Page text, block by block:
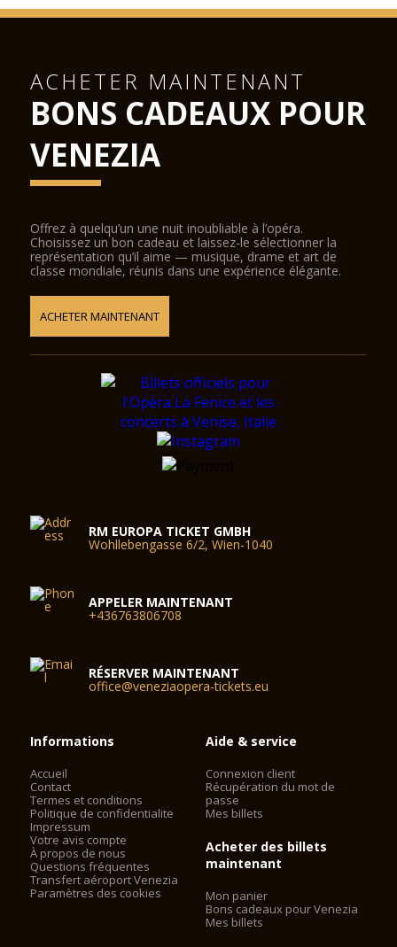
ACHETER MAINTENANT
BONS CADEAUX POUR
VENEZIA
Offrez à quelqu’un une nuit inoubliable à l’opéra.
Choisissez un bon cadeau et laissez-le sélectionner la
représentation qu’il aime — musique, drame et art de
classe mondiale, réunis dans une expérience élégante.
ACHETER MAINTENANT
RM EUROPA TICKET GMBH
Wohllebengasse 6/2, Wien-1040
APPELER MAINTENANT
+436763806708
RÉSERVER MAINTENANT
office@veneziaopera-tickets.eu
Informations
Accueil
Contact
Termes et conditions
Politique de confidentialite
Impressum
Votre avis compte
À propos de nous
Questions fréquentes
Transfert aéroport Venezia
Paramètres des cookies
Aide & service
Connexion client
Récupération du mot de
passe
Mes billets
Acheter des billets
maintenant
Mon panier
Bons cadeaux pour Venezia
Mes billets